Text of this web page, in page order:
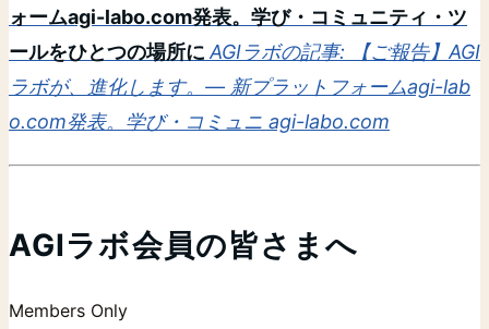
ォームagi-labo.com発表。学び・コミュニティ・ツ
ールをひとつの場所に AGIラボの記事: 【ご報告】AGI
ラボが、進化します。— 新プラットフォームagi-lab
o.com発表。学び・コミュニ agi-labo.com
AGIラボ会員の皆さまへ
Members Only